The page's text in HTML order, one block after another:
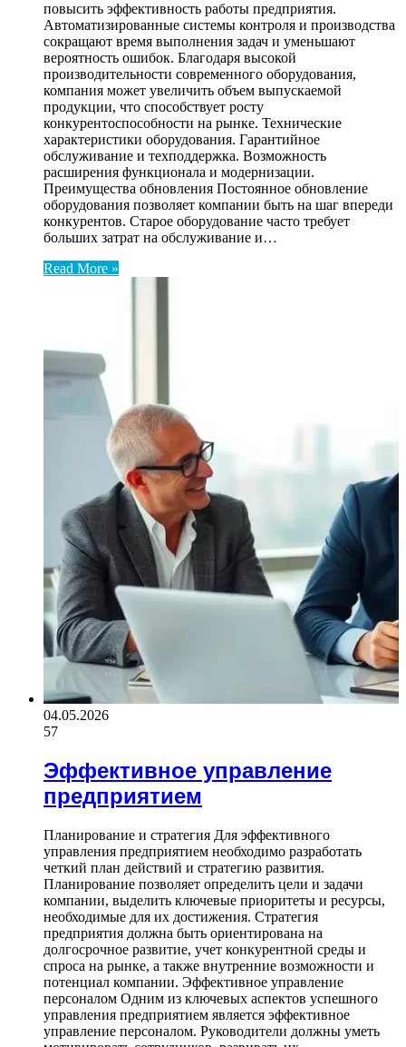
повысить эффективность работы предприятия.
Автоматизированные системы контроля и производства
сокращают время выполнения задач и уменьшают
вероятность ошибок. Благодаря высокой
производительности современного оборудования,
компания может увеличить объем выпускаемой
продукции, что способствует росту
конкурентоспособности на рынке. Технические
характеристики оборудования. Гарантийное
обслуживание и техподдержка. Возможность
расширения функционала и модернизации.
Преимущества обновления Постоянное обновление
оборудования позволяет компании быть на шаг впереди
конкурентов. Старое оборудование часто требует
больших затрат на обслуживание и…
Read More »
04.05.2026
57
Эффективное управление
предприятием
Планирование и стратегия Для эффективного
управления предприятием необходимо разработать
четкий план действий и стратегию развития.
Планирование позволяет определить цели и задачи
компании, выделить ключевые приоритеты и ресурсы,
необходимые для их достижения. Стратегия
предприятия должна быть ориентирована на
долгосрочное развитие, учет конкурентной среды и
спроса на рынке, а также внутренние возможности и
потенциал компании. Эффективное управление
персоналом Одним из ключевых аспектов успешного
управления предприятием является эффективное
управление персоналом. Руководители должны уметь